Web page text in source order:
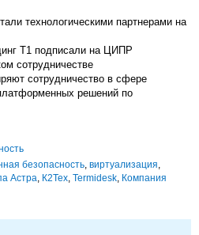
технологическими партнерами на
Т1 подписали на ЦИПР
сотрудничестве
сотрудничество в сфере
решений по
безопасность, виртуализация,
Астра, К2Тех, Termidesk, Компания